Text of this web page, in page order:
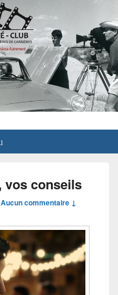
vos conseils
Aucun commentaire ↓